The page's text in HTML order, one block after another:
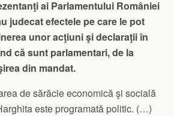
ai Parlamentului României
judecat efectele pe care le pot
unor acţiuni şi declaraţii în
că sunt parlamentari, de la
din mandat.
de sărăcie economică şi socială
este programată politic. (…)